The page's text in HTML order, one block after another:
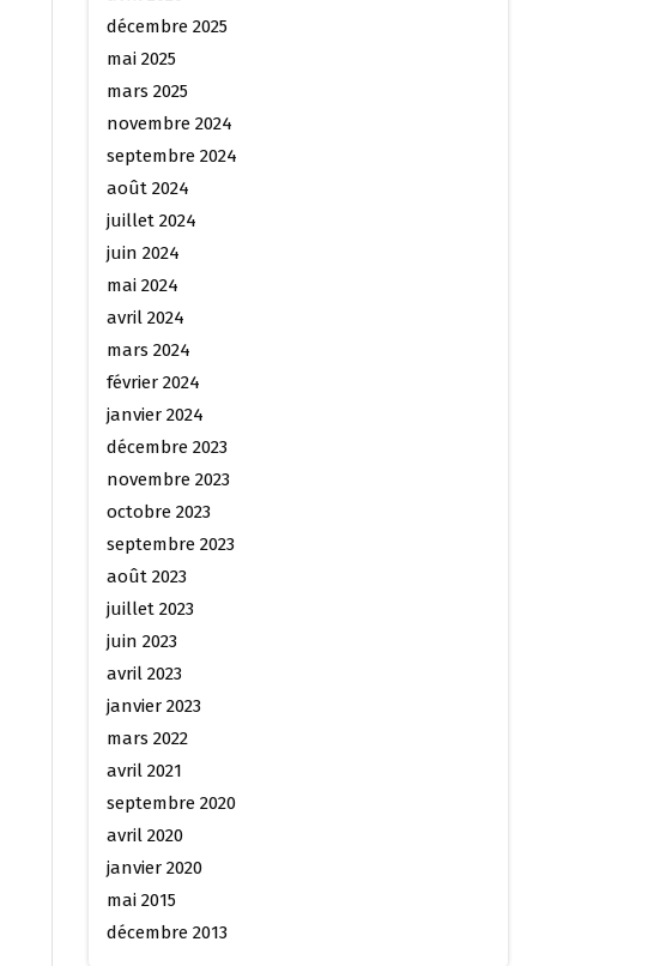
décembre 2025
mai 2025
mars 2025
novembre 2024
septembre 2024
août 2024
juillet 2024
juin 2024
mai 2024
avril 2024
mars 2024
février 2024
janvier 2024
décembre 2023
novembre 2023
octobre 2023
septembre 2023
août 2023
juillet 2023
juin 2023
avril 2023
janvier 2023
mars 2022
avril 2021
septembre 2020
avril 2020
janvier 2020
mai 2015
décembre 2013